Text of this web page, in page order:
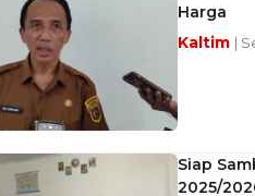
Harga
Kaltim |
Siap
2025/